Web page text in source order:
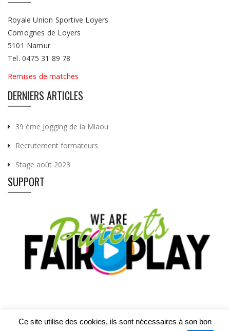
Royale Union Sportive Loyers
Comognes de Loyers
5101 Namur
Tel. 0475 31 89 78
Remises de matches
DERNIERS ARTICLES
39 ème Jogging de la Miaou
Recrutement formateurs
Stage août 2023
SUPPORT
©2022 RUS Loyers | Designed by Be Quiet Digital Marketing
Ce site utilise des cookies, ils sont nécessaires à son bon